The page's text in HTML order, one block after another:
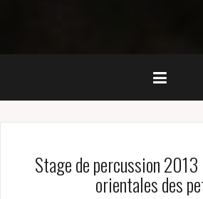
Stage de percussion
orientales des